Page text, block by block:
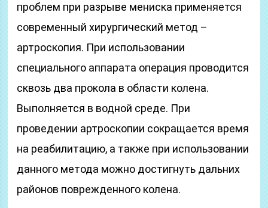
проблем при разрыве мениска применяется
современный хирургический метод –
артроскопия. При использовании
специального аппарата операция проводится
сквозь два прокола в области колена.
Выполняется в водной среде. При
проведении артроскопии сокращается время
на реабилитацию, а также при использовании
данного метода можно достигнуть дальних
районов поврежденного колена.